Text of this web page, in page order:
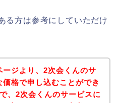
る方は参考にしていただけ
ージより、2次会くんのサ
価格で申し込むことができ
、2次会くんのサービスに